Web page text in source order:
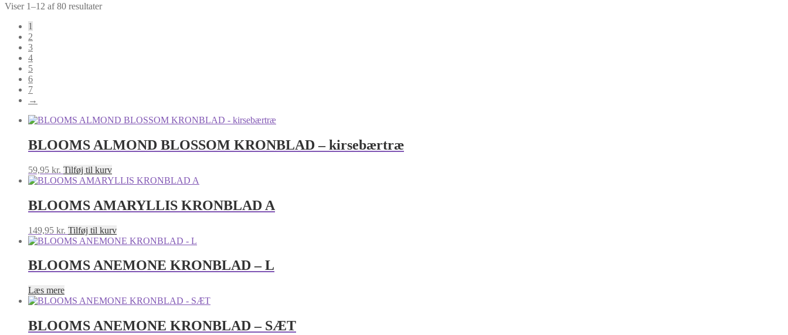
Viser 1–12 af 80 resultater
1
2
3
4
5
6
7
→
BLOOMS ALMOND BLOSSOM KRONBLAD – kirsebærtræ
59,95 kr. Tilføj til kurv
BLOOMS AMARYLLIS KRONBLAD A
149,95 kr. Tilføj til kurv
BLOOMS ANEMONE KRONBLAD – L
Læs mere
BLOOMS ANEMONE KRONBLAD – SÆT